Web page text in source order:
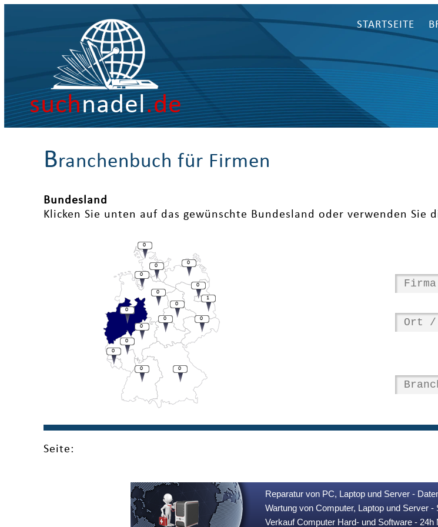
suchnadel.de
STARTSEITE
Branchenbuch für Firmen
Bundesland
Klicken Sie unten auf das gewünschte Bundesland oder verwenden Sie
0
1
0
0
0
0
0
0
0
0
0
0
0
0
0
0
Seite:
Reparatur von PC, Laptop und Server -
Wartung von Computer, Laptop und Server
Verkauf Computer Hard- und Software -